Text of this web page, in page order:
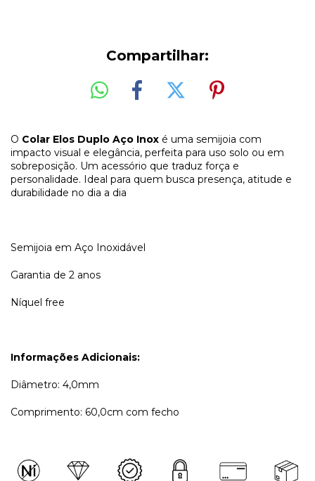
Compartilhar:
O Colar Elos Duplo Aço Inox é uma semijoia com
impacto visual e elegância, perfeita para uso solo ou em
sobreposição. Um acessório que traduz força e
personalidade. Ideal para quem busca presença, atitude e
durabilidade no dia a dia
Semijoia em Aço Inoxidável
Garantia de 2 anos
Níquel free
Informações Adicionais:
Diâmetro: 4,0mm
Comprimento: 60,0cm com fecho